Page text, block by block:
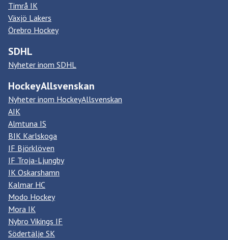
Timrå IK
Växjö Lakers
Örebro Hockey
SDHL
Nyheter inom SDHL
HockeyAllsvenskan
Nyheter inom HockeyAllsvenskan
AIK
Almtuna IS
BIK Karlskoga
IF Björklöven
IF Troja-Ljungby
IK Oskarshamn
Kalmar HC
Modo Hockey
Mora IK
Nybro Vikings IF
Södertälje SK